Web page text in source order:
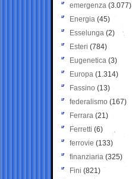
emergenza (3.077)
Energia (45)
Esselunga (2)
Esteri (784)
Eugenetica (3)
Europa (1.314)
Fassino (13)
federalismo (167)
Ferrara (21)
Ferretti (6)
ferrovie (133)
finanziaria (325)
Fini (821)